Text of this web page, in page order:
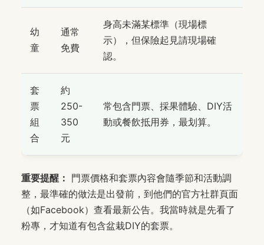
幼
童
通常
免費
身高未滿某標準（現場標
示），但保險起見請現場確
認。
套
票
組
合
約
250-
350
元
常包含門票、採果體驗、DIY活
動或餐飲抵用券，最划算。
重要提醒： 門票價格和套票內容會隨季節和活動調
整，最準確的做法是出發前，到他們的官方社群頁面
（如Facebook）查看最新公告。我當時就是先看了
粉專，才知道有包含盆栽DIY的套票。